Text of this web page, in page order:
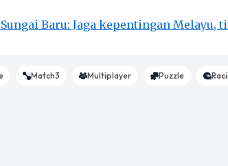
Baru: Jaga kepentingan Melayu,